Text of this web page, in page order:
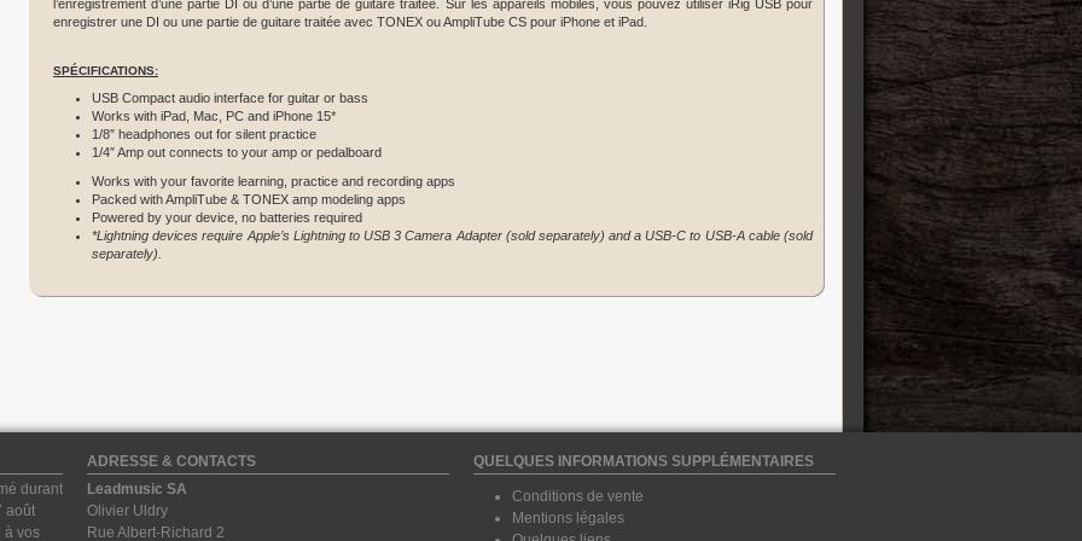
l’enregistrement d’une partie DI ou d’une partie de guitare traitée. Sur les appareils mobiles, vous pouvez utiliser iRig USB pour
enregistrer une DI ou une partie de guitare traitée avec TONEX ou AmpliTube CS pour iPhone et iPad.
SPÉCIFICATIONS:
USB Compact audio interface for guitar or bass
Works with iPad, Mac, PC and iPhone 15*
1/8″ headphones out for silent practice
1/4″ Amp out connects to your amp or pedalboard
Works with your favorite learning, practice and recording apps
Packed with AmpliTube & TONEX amp modeling apps
Powered by your device, no batteries required
*Lightning devices require Apple’s Lightning to USB 3 Camera Adapter (sold separately) and a USB-C to USB-A cable (sold
separately).
durant
août
à vos
ADRESSE & CONTACTS
Leadmusic SA
Olivier Uldry
Rue Albert-Richard 2
QUELQUES INFORMATIONS SUPPLÉMENTAIRES
Conditions de vente
Mentions légales